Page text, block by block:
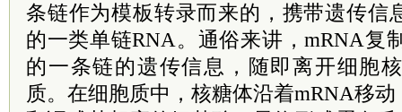
条链作为模板转录而来的，携带遗传信
的一类单链RNA。通俗来讲，mRNA复
的一条链的遗传信息，随即离开细胞
质。在细胞质中，核糖体沿着mRNA移